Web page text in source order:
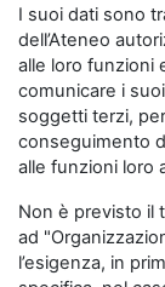
I suoi dati sono
dell’Ateneo
alle loro funzioni
comunicare i
soggetti terzi,
conseguimento
alle funzioni loro
Non è previsto il
ad
l’esigenza, in